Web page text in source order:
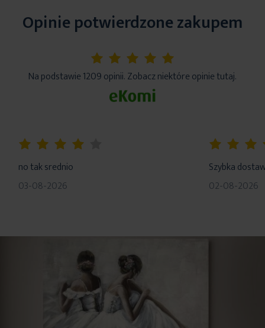
Opinie potwierdzone zakupem
5%
Na podstawie 1209 opinii. Zobacz niektóre opinie tutaj.
no tak srednio
03-08-2026
Szybka
02-08-2026